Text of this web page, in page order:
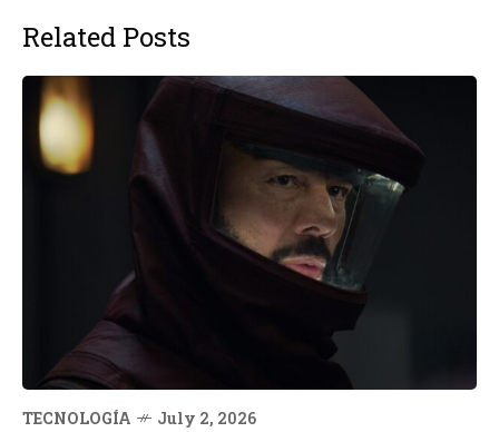
Related Posts
TECNOLOGÍA July 2, 2026